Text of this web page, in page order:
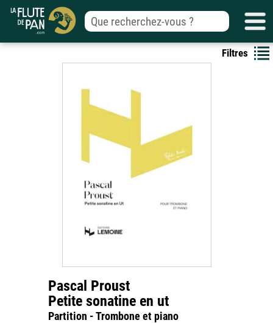
Filtres
Pascal Proust
Petite sonatine en ut
Partition - Trombone et piano